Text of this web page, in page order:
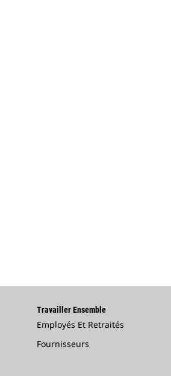
Travailler Ensemble
Employés Et Retraités
Fournisseurs